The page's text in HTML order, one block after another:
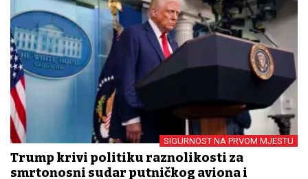
SIGURNOST NA PRVOM MJESTU
Trump krivi politiku raznolikosti za
smrtonosni sudar putničkog aviona i